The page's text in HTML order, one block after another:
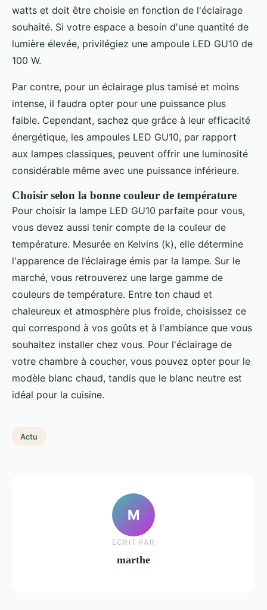
watts et doit être choisie en fonction de l'éclairage
souhaité. Si votre espace a besoin d'une quantité de
lumière élevée, privilégiez une ampoule LED GU10 de
100 W.
Par contre, pour un éclairage plus tamisé et moins
intense, il faudra opter pour une puissance plus
faible. Cependant, sachez que grâce à leur efficacité
énergétique, les ampoules LED GU10, par rapport
aux lampes classiques, peuvent offrir une luminosité
considérable même avec une puissance inférieure.
Choisir selon la bonne couleur de température
Pour choisir la lampe LED GU10 parfaite pour vous,
vous devez aussi tenir compte de la couleur de
température. Mesurée en Kelvins (k), elle détermine
l'apparence de l’éclairage émis par la lampe. Sur le
marché, vous retrouverez une large gamme de
couleurs de température. Entre ton chaud et
chaleureux et atmosphère plus froide, choisissez ce
qui correspond à vos goûts et à l'ambiance que vous
souhaitez installer chez vous. Pour l'éclairage de
votre chambre à coucher, vous pouvez opter pour le
modèle blanc chaud, tandis que le blanc neutre est
idéal pour la cuisine.
Actu
M
ECRIT PAR
marthe